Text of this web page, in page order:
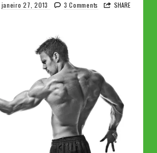
janeiro 27, 2013 3 Comments SHARE